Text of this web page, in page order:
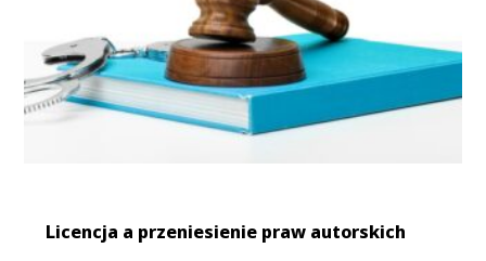
Licencja a przeniesienie praw autorskich